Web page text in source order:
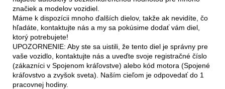
značiek a modelov vozidiel.
Máme k dispozícii mnoho ďalších dielov, takže ak nevidíte, čo
hľadáte, kontaktujte nás a my sa pokúsime dodať vám diel,
ktorý potrebujete!
UPOZORNENIE: Aby ste sa uistili, že tento diel je správny pre
vaše vozidlo, kontaktujte nás a uveďte svoje registračné číslo
(zákazníci v Spojenom kráľovstve) alebo kód motora (Spojené
kráľovstvo a zvyšok sveta). Naším cieľom je odpovedať do 1
pracovnej hodiny.